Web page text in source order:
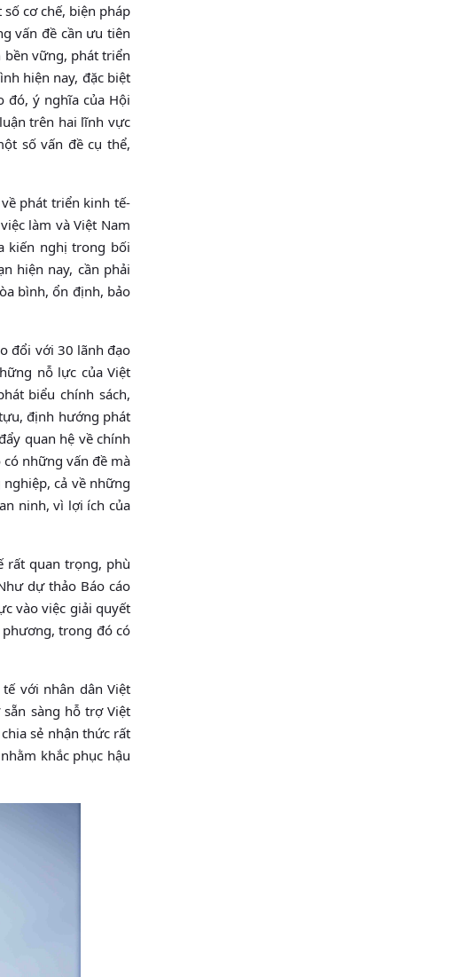
cơ chế, biện pháp
vấn đề cần ưu tiên
bền vững, phát triển
hiện nay, đặc biệt
đó, ý nghĩa của Hội
trên hai lĩnh vực
số vấn đề cụ thể,
phát triển kinh tế-
làm và Việt Nam
kiến nghị trong bối
hiện nay, cần phải
bình, ổn định, bảo
đổi với 30 lãnh đạo
nỗ lực của Việt
biểu chính sách,
định hướng phát
quan hệ về chính
những vấn đề mà
cả về những
ninh, vì lợi ích của
rất quan trọng, phù
dự thảo Báo cáo
vào việc giải quyết
phương, trong đó có
với nhân dân Việt
sàng hỗ trợ Việt
sẻ nhận thức rất
khắc phục hậu